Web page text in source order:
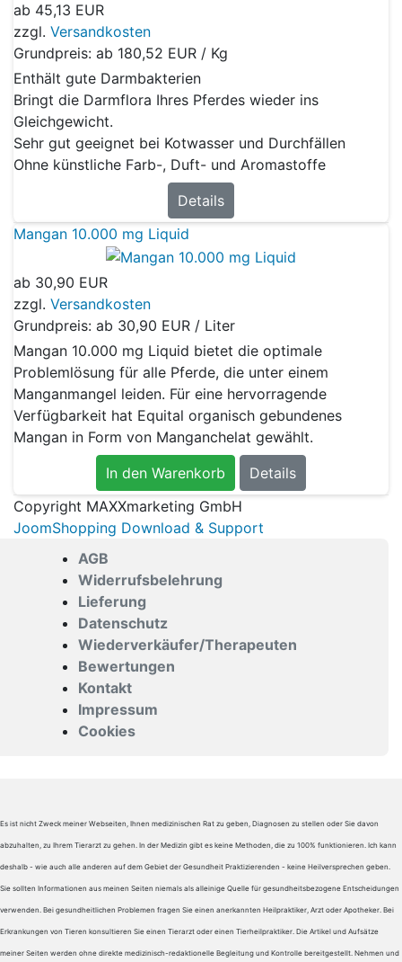
ab 45,13 EUR
zzgl. Versandkosten
Grundpreis: ab 180,52 EUR / Kg
Enthält gute Darmbakterien
Bringt die Darmflora Ihres Pferdes wieder ins
Gleichgewicht.
Sehr gut geeignet bei Kotwasser und Durchfällen
Ohne künstliche Farb-, Duft- und Aromastoffe
Details
Mangan 10.000 mg Liquid
ab 30,90 EUR
zzgl. Versandkosten
Grundpreis: ab 30,90 EUR / Liter
Mangan 10.000 mg Liquid bietet die optimale
Problemlösung für alle Pferde, die unter einem
Manganmangel leiden. Für eine hervorragende
Verfügbarkeit hat Equital organisch gebundenes
Mangan in Form von Manganchelat gewählt.
In den Warenkorb
Details
Copyright MAXXmarketing GmbH
JoomShopping Download & Support
AGB
Widerrufsbelehrung
Lieferung
Datenschutz
Wiederverkäufer/Therapeuten
Bewertungen
Kontakt
Impressum
Cookies
Es ist nicht Zweck meiner Webseiten, Ihnen medizinischen Rat zu geben, Diagnosen zu stellen oder Sie davon
abzuhalten, zu Ihrem Tierarzt zu gehen. In der Medizin gibt es keine Methoden, die zu 100% funktionieren. Ich kann
deshalb - wie auch alle anderen auf dem Gebiet der Gesundheit Praktizierenden - keine Heilversprechen geben.
Sie sollten Informationen aus meinen Seiten niemals als alleinige Quelle für gesundheitsbezogene Entscheidungen
verwenden. Bei gesundheitlichen Problemen fragen Sie einen anerkannten Heilpraktiker, Arzt oder Apotheker. Bei
Erkrankungen von Tieren konsultieren Sie einen Tierarzt oder einen Tierheilpraktiker. Die Artikel und Aufsätze
meiner Seiten werden ohne direkte medizinisch-redaktionelle Begleitung und Kontrolle bereitgestellt. Nehmen und